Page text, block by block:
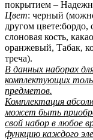
покрытием –
Цвет: черный
другом
слоновая кость,
оранжевый, Табак,
треча).
В данных наборах
комплектующих
предметов.
Комплектация
может быть
свой набор в любое
функцию каждого